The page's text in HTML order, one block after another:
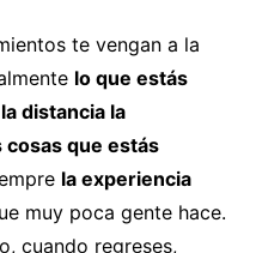
te vengan a la
lo que estás
distancia la
que estás
la experiencia
muy poca gente hace.
cuando regreses,